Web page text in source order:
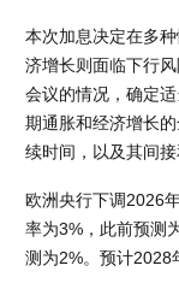
本次加息决定在多
济增长则面临下行
会议的情况，确定
期通胀和经济增长
续时间，以及其间接
欧洲央行下调2026
率为3%，此前预测
测为2%。预计2028